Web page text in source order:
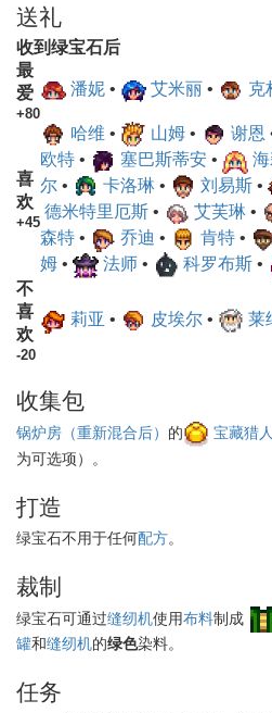
送礼
收到绿宝石后
最
爱
+80
潘妮 • 艾米丽 • 克
喜
欢
+45
哈维 • 山姆 • 谢恩
欧特 • 塞巴斯蒂安 •
尔 • 卡洛琳 • 刘易斯 •
德米特里厄斯 • 艾芙琳 •
森特 • 乔迪 • 肯特 •
姆 • 法师 • 科罗布斯 •
不
喜
欢
-20
莉亚 • 皮埃尔 • 莱
收集包
锅炉房（重新混合后） 的 宝藏猎
为可选项）。
打造
绿宝石不用于任何配方。
裁制
绿宝石可通过缝纫机使用布料制成
罐和缝纫机的绿色染料。
任务